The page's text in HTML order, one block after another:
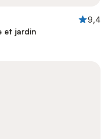
9,4
et jardin